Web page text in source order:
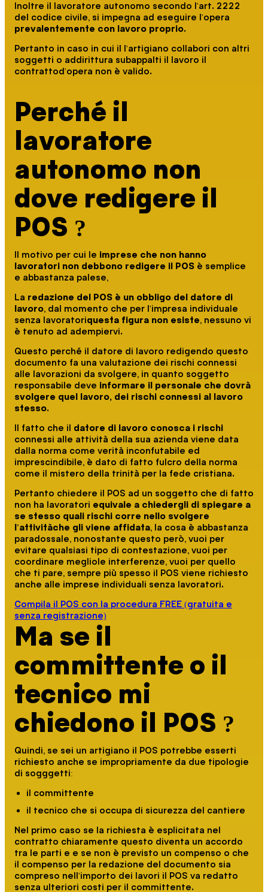
Inoltre il lavoratore autonomo secondo l'art. 2222
del codice civile, si impegna ad eseguire l'opera
prevalentemente con lavoro proprio.
Pertanto in caso in cui il l'artigiano collabori con altri
soggetti o addirittura subappalti il lavoro il
contrattod'opera non è valido.
Perché il
lavoratore
autonomo non
dove redigere il
POS ?
Il motivo per cui le imprese che non hanno
lavoratori non debbono redigere il POS è semplice
e abbastanza palese,
La redazione del POS è un obbligo del datore di
lavoro, dal momento che per l'impresa individuale
senza lavoratoriquesta figura non esiste, nessuno vi
è tenuto ad adempiervi.
Questo perché il datore di lavoro redigendo questo
documento fa una valutazione dei rischi connessi
alle lavorazioni da svolgere, in quanto soggetto
responsabile deve informare il personale che dovrà
svolgere quel lavoro, dei rischi connessi al lavoro
stesso.
Il fatto che il datore di lavoro conosca i rischi
connessi alle attività della sua azienda viene data
dalla norma come verità inconfutabile ed
imprescindibile, è dato di fatto fulcro della norma
come il mistero della trinità per la fede cristiana.
Pertanto chiedere il POS ad un soggetto che di fatto
non ha lavoratori equivale a chiedergli di spiegare a
se stesso quali rischi corre nello svolgere
l'attivitàche gli viene affidata, la cosa è abbastanza
paradossale, nonostante questo però, vuoi per
evitare qualsiasi tipo di contestazione, vuoi per
coordinare megliole interferenze, vuoi per quello
che ti pare, sempre più spesso il POS viene richiesto
anche alle imprese individuali senza lavoratori.
Compila il POS con la procedura FREE (gratuita e
senza registrazione)
Ma se il
committente o il
tecnico mi
chiedono il POS ?
Quindi, se sei un artigiano il POS potrebbe esserti
richiesto anche se impropriamente da due tipologie
di sogggetti:
il committente
il tecnico che si occupa di sicurezza del cantiere
Nel primo caso se la richiesta è esplicitata nel
contratto chiaramente questo diventa un accordo
tra le parti e e se non è previsto un compenso o che
il compenso per la redazione del documento sia
compreso nell'importo dei lavori il POS va redatto
senza ulteriori costi per il committente.